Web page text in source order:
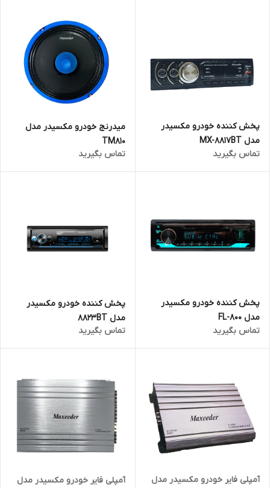
پخش کننده خودرو مکسیدر
مدل MX-8817BT
تماس بگیرید
میدرنج خودرو مکسیدر مدل
TM810
تماس بگیرید
پخش کننده خودرو مکسیدر
مدل FL-800
تماس بگیرید
پخش کننده خودرو مکسیدر
مدل 8823BT
تماس بگیرید
آمپلی فایر خودرو مکسیدر مدل
آمپلی فایر خودرو مکسیدر مدل